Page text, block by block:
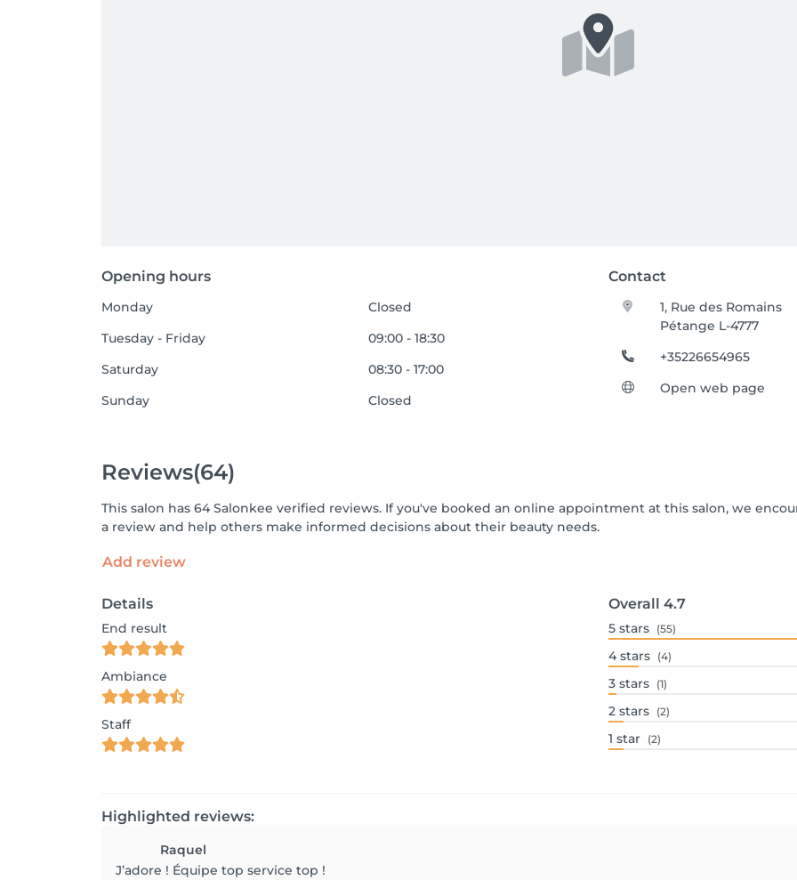
Opening hours Contact
Monday
Closed
Tuesday - Friday
09:00 - 18:30
Saturday
08:30 - 17:00
Sunday
Closed
1, Rue des Romains
Pétange L-4777
+35226654965
Open web page
Reviews(64)
This salon has 64 Salonkee verified reviews. If you've booked an online appointment at this salon, we
a review and help others make informed decisions about their beauty needs.
Add review
Details
End result
Ambiance
Staff
Overall 4.7
5 stars (55)
4 stars (4)
3 stars (1)
2 stars (2)
1 star (2)
Highlighted reviews:
Raquel
J’adore ! Équipe top service top !